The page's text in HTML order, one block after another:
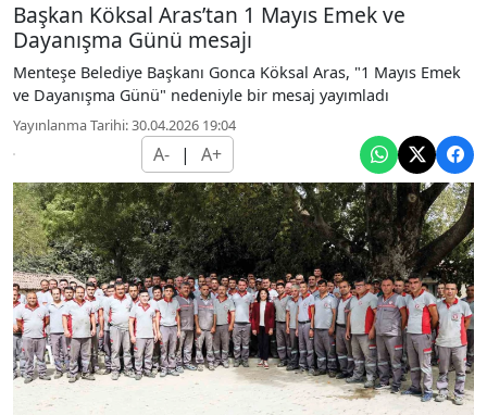
Başkan Köksal Aras’tan 1 Mayıs Emek ve
Dayanışma Günü mesajı
Menteşe Belediye Başkanı Gonca Köksal Aras, "1 Mayıs Emek
ve Dayanışma Günü" nedeniyle bir mesaj yayımladı
Yayınlanma Tarihi: 30.04.2026 19:04
A- | A+